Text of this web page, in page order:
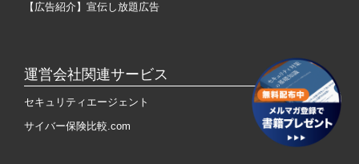
【広告紹介】宣伝し放題広告
運営会社関連サービス
セキュリティエージェント
サイバー保険比較.com